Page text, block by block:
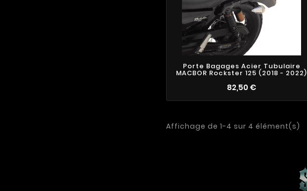
Porte Bagages Acier Tubulaire
MACBOR Rockster 125 (2018 - 2022)
82,50 €
Affichage de 1-4 sur 4 élément(s)